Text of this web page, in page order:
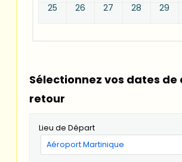
25
26 27 28 29
Sélectionnez vos dates
retour
Lieu de Départ